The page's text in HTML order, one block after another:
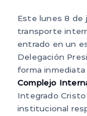
Este lunes 8 de
transporte
entrado en un
Delegación
forma inmediata
Complejo
Integrado
institucional